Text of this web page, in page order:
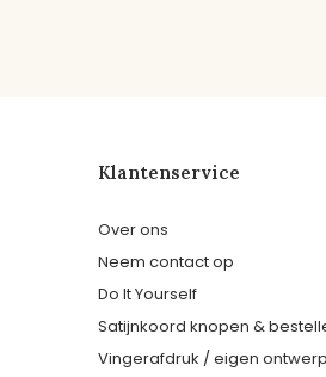
Klantenservice
Over ons
Neem contact op
Do It Yourself
Satijnkoord knopen &
Vingerafdruk / eigen ontwerp